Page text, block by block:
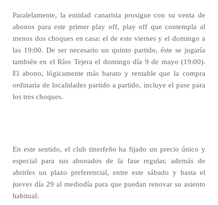
Paralelamente, la entidad canarista prosigue con su venta de
abonos para este primer play off, play off que contempla al
menos dos choques en casa: el de este viernes y el domingo a
las 19:00. De ser necesario un quinto partido, éste se jugaría
también en el Ríos Tejera el domingo día 9 de mayo (19:00).
El abono, lógicamente más barato y rentable que la compra
ordinaria de localidades partido a partido, incluye el pase para
los tres choques.
En este sentido, el club tinerfeño ha fijado un precio único y
especial para sus abonados de la fase regular, además de
abrirles un plazo preferencial, entre este sábado y hasta el
jueves día 29 al mediodía para que puedan renovar su asiento
habitual.